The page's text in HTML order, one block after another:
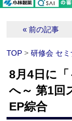
« 前の記事
TOP >研修会 セ
8月4日に
へ～ 第1回
EP綜合